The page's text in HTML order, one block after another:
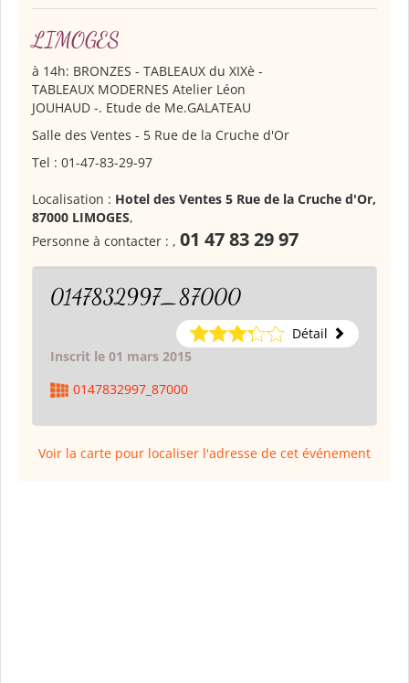
LIMOGES
à 14h: BRONZES - TABLEAUX du XIXè -
TABLEAUX MODERNES Atelier Léon
JOUHAUD -. Etude de Me.GALATEAU
Salle des Ventes - 5 Rue de la Cruche d'Or
Tel : 01-47-83-29-97
Localisation : Hotel des Ventes 5 Rue de la Cruche d'Or,
87000 LIMOGES,
Personne à contacter : , 01 47 83 29 97
0147832997_87000
Détail
Inscrit le 01 mars 2015
0147832997_87000
Voir la carte pour localiser l'adresse de cet événement